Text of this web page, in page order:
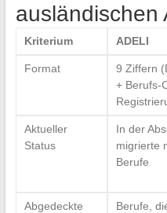
ausländischen
Kriterium ADELI
Format
9 Ziffern
+ Berufs-
Aktueller
Status
In der
migrierte
Berufe
Abgedeckte
Berufe,